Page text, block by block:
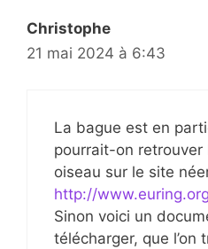
Christophe
21 mai 2024 à 6:43
La bague est en
pourrait-on retrouver
oiseau sur le site
http://www.euring.org
Sinon voici un
télécharger, que l’on